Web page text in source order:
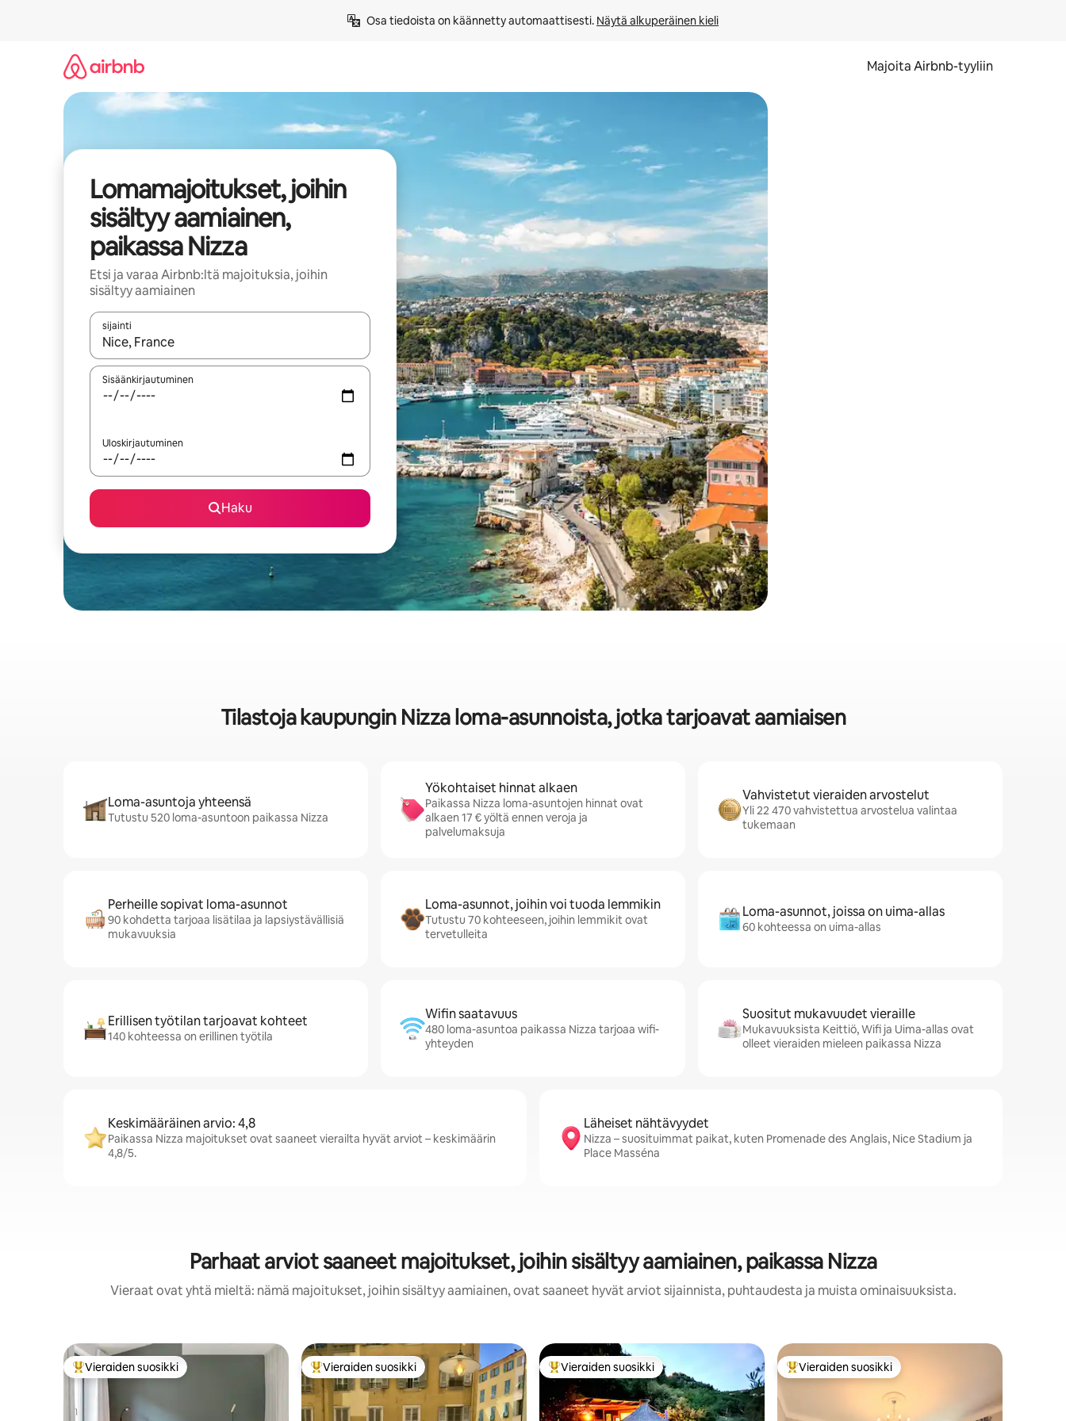
Osa tiedoista on käännetty automaattisesti. Näytä alkuperäinen kieli
Majoita Airbnb-tyyliin
Lomamajoitukset, joihin
sisältyy aamiainen,
paikassa Nizza
Etsi ja varaa Airbnb:ltä majoituksia, joihin
sisältyy aamiainen
sijainti
Kun tulokset ovat saatavilla, navigoi ylös- ja alas-nuolinäppäimillä tai tutustu koskettamalla tai pyyhkäisemällä.
Sisäänkirjautuminen
Uloskirjautuminen
Haku
Tilastoja kaupungin Nizza loma-asunnoista, jotka tarjoavat aamiaisen
Loma-asuntoja yhteensä
Tutustu 520 loma-asuntoon paikassa Nizza
Yökohtaiset hinnat alkaen
Paikassa Nizza loma-asuntojen hinnat ovat
alkaen 17 € yöltä ennen veroja ja
palvelumaksuja
Vahvistetut vieraiden arvostelut
Yli 22 470 vahvistettua arvostelua valintaa
tukemaan
Perheille sopivat loma-asunnot
90 kohdetta tarjoaa lisätilaa ja lapsiystävällisiä
mukavuuksia
Loma-asunnot, joihin voi tuoda lemmikin
Tutustu 70 kohteeseen, joihin lemmikit ovat
tervetulleita
Loma-asunnot, joissa on uima-allas
60 kohteessa on uima-allas
Erillisen työtilan tarjoavat kohteet
140 kohteessa on erillinen työtila
Wifin saatavuus
480 loma-asuntoa paikassa Nizza tarjoaa wifi-
yhteyden
Suositut mukavuudet vieraille
Mukavuuksista Keittiö, Wifi ja Uima-allas ovat
olleet vieraiden mieleen paikassa Nizza
Keskimääräinen arvio: 4,8
Paikassa Nizza majoitukset ovat saaneet vierailta hyvät arviot – keskimäärin
4,8/5.
Läheiset nähtävyydet
Nizza – suosituimmat paikat, kuten Promenade des Anglais, Nice Stadium ja
Place Masséna
Parhaat arviot saaneet majoitukset, joihin sisältyy aamiainen, paikassa Nizza
Vieraat ovat yhtä mieltä: nämä majoitukset, joihin sisältyy aamiainen, ovat saaneet hyvät arviot sijainnista, puhtaudesta ja muista ominaisuuksista.
Vieraiden suosikkien parhaimmistoa
Vieraiden suosikki Vieraiden suosikkien parhaimmistoa
Vieraiden suosikki Vieraiden suosikkien parhaimmistoa
Vieraiden suosikki Vieraiden suosikkien parhaimmistoa
Vieraiden suosikki